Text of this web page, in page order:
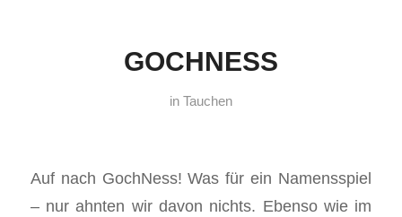
GOCHNESS
in Tauchen
Auf nach GochNess! Was für ein Namensspiel
– nur ahnten wir davon nichts. Ebenso wie im